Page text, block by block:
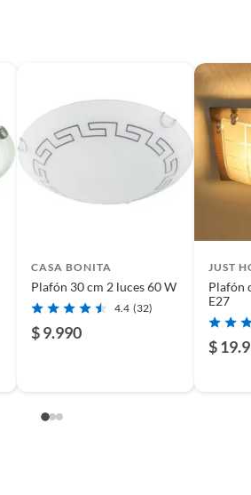
CASA BONITA
Plafón 30 cm 2 luces 60 W
4.4 (32)
$ 9.990
JUST
Plafón
E27
$